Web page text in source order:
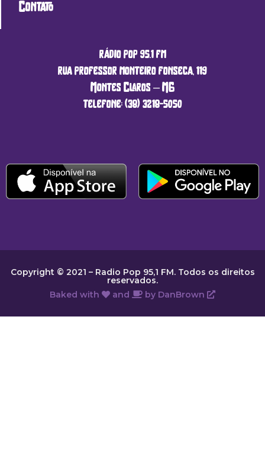
Contato
rádio pop 95.1 fm
rua professor monteiro fonseca, 119
Montes Claros – MG
telefone: (38) 3218-5050
Copyright © 2021 – Radio Pop 95,1 FM. Todos os direitos
reservados.
Baked with
and by DanBrown